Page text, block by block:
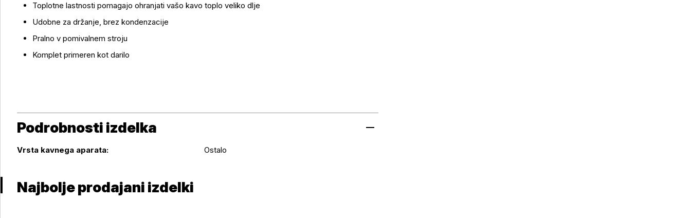
Toplotne lastnosti pomagajo ohranjati vašo kavo toplo veliko dlje
Udobne za držanje, brez kondenzacije
Pralno v pomivalnem stroju
Komplet primeren kot darilo
Podrobnosti izdelka
Vrsta kavnega aparata: Ostalo
Najbolje prodajani izdelki